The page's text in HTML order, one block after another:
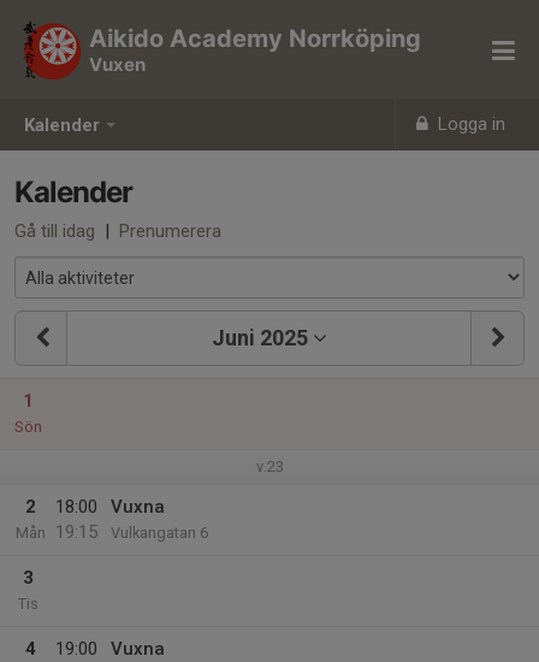
Kalender Logga in
Aikido Academy Norrköping
Vuxen
Kalender
Gå till idag | Prenumerera
Juni 2025
1
Sön
v.23
2
Mån
18:00
19:15
Vuxna
Vulkangatan 6
3
Tis
4
19:00
Vuxna